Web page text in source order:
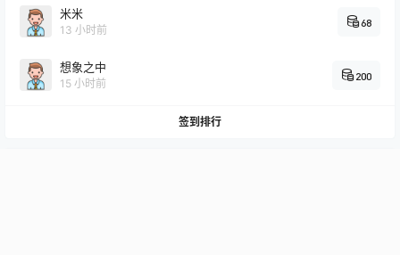
米米
13 小时前
68
想象之中
15 小时前
200
签到排行